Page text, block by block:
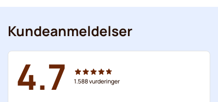
Kundeanmeldelser
4.7 1.588vurderinger